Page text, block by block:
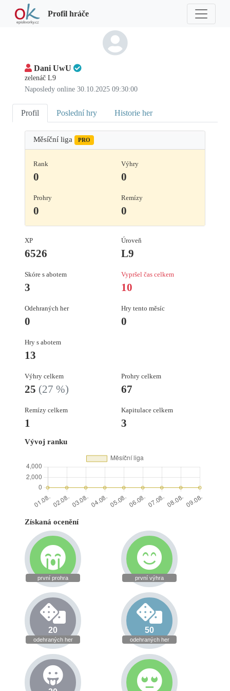
Profil hráče
Dani UwU
zelenáč L9
Naposledy online 30.10.2025 09:30:00
Profil Poslední hry Historie her
Měsíční liga PRO
Rank
0
Výhry
0
Prohry
0
Remízy
0
XP
6526
Úroveň
L9
Skóre s abotem
3
Vypršel čas celkem
10
Odehraných her
0
Hry tento měsíc
0
Hry s abotem
13
Výhry celkem
25 (27 %)
Prohry celkem
67
Remízy celkem
1
Kapitulace celkem
3
Vývoj ranku
Získaná ocenění
první prohra první výhra
20
odehraných her
50
odehraných her